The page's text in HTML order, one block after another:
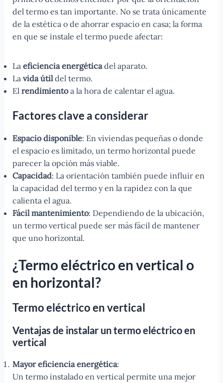
del termo es tan importante. No se trata únicamente
de la estética o de ahorrar espacio en casa; la forma
en que se instale el termo puede afectar:
La eficiencia energéticadel aparato.
La vida útildel termo.
El rendimientoa la hora de calentar el agua.
Factores clave a considerar
Espacio disponible: En viviendas pequeñas o donde
el espacio es limitado, un termo horizontal puede
parecer la opción más viable.
Capacidad: La orientación también puede influir en
la capacidad del termo y en la rapidez con la que
calienta el agua.
Fácil mantenimiento: Dependiendo de la ubicación,
un termo vertical puede ser más fácil de mantener
que uno horizontal.
¿Termo eléctrico en vertical o
en horizontal?
Termo eléctrico en vertical
Ventajas de instalar un termo eléctrico en
vertical
Mayor eficiencia energética:
Un termo instalado en vertical permite una mejor